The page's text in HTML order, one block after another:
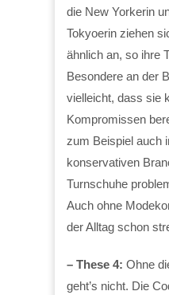
die New Yorkerin
Tokyoerin ziehen
ähnlich an, so ihre
Besondere an der
vielleicht, dass sie
Kompromissen
zum Beispiel auch
konservativen
Turnschuhe
Auch ohne
der Alltag schon
– These 4: Ohne
geht’s nicht. Die